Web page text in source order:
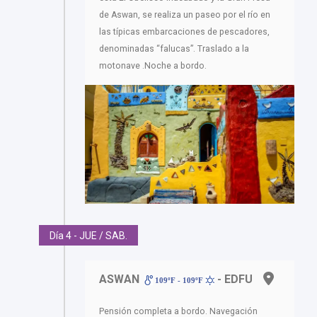
de Aswan, se realiza un paseo por el río en
las típicas embarcaciones de pescadores,
denominadas “falucas”. Traslado a la
motonave .Noche a bordo.
Día 4 - JUE / SAB.
ASWAN 109ºF - 109ºF - EDFU
Pensión completa a bordo. Navegación